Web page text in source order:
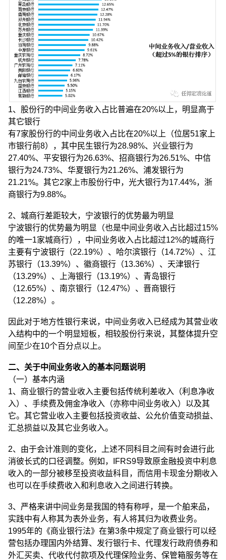
1、股份行的中间业务收入占比普遍在20%以上，明显高于
其它银行
有7家股份行的中间业务收入占比在20%以上（位居51家上
市银行前8），其中民生银行为28.98%、兴业银行为
27.40%、平安银行为26.63%、招商银行为26.51%、中信
银行为24.73%、华夏银行为21.26%、浦发银行为
21.21%。其它2家上市股份行中，光大银行为17.44%，浙
商银行为9.88%。
2、城商行差距较大，宁波银行的优势最为明显
宁波银行的优势最为明显（也是中间业务收入占比超过15%
的唯一1家城商行），中间业务收入占比超过12%的城商行
主要有宁波银行（22.19%）、哈尔滨银行（14.72%）、江
苏银行（13.39%）、徽商银行（13.36%）、天津银行
（13.29%）、上海银行（13.19%）、青岛银行
（12.65%）、南京银行（12.47%）、晋商银行
（12.28%）。
因此对于地方性银行来说，中间业务收入已经成为其营业收
入结构中的一个明显短板，相较股份行来说，其整体提升空
间至少在10个百分点以上。
二、关于中间业务收入的基本问题说明
（一）基本内涵
1、商业银行的营业收入主要包括传统利差收入（利息净收
入）、手续费及佣金净收入（亦称中间业务收入）以及其
它。其它营业收入主要包括投资收益、公允价值变动损益、
汇总损益以及其它业务收入。
2、由于会计准则的变化，上述不同科目之间有时会进行此
消彼长式的口径调整。例如，IFRS9导致原金融投资中利息
收入的一部分被移至投资收益科目，而信用卡现金分期收入
也可以在手续费收入和利息收入之间进行转换。
3、严格来讲中间业务是我国的特有称呼，是一个舶来品，
实践中有人称其为表外业务，有人将其归为收费业务。
1995年的《商业银行法》在第3条中规定了商业银行可以经
营包括办理国内外结算、发行银行卡、代理发行政府债券和
外汇买卖、代收代付款项及代理保险业务、保管箱服务等在